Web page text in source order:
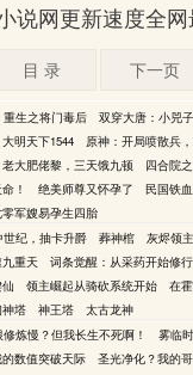
说网更新速度全网
目 录 下一页
重生之将门毒后 双穿大唐：小兕
大明天下1544 原神：开局喷散兵
大肥佬黎，三天饿九顿 四合院
！ 绝美师尊又怀孕了 民国铁
军嫂易孕生四胎
世纪，抽卡升爵 葬神棺 灰烬领主
重天 词条觉醒：从采药开始修行
领主崛起从骑砍系统开始 在
塔 神王塔 太古龙神
修炼慢？但我长生不死啊！ 雾临
数值突破天际 圣光净化？我的